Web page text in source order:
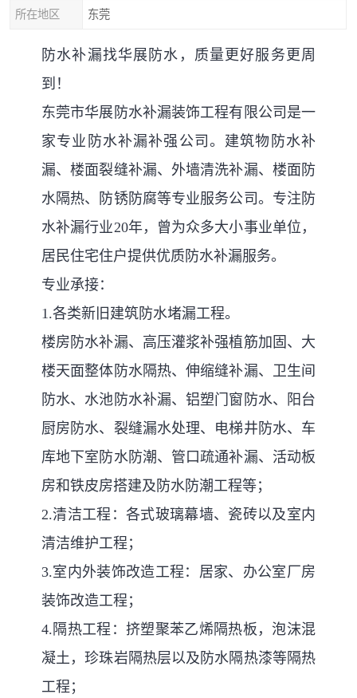
所在地区 东莞
防水补漏找华展防水，质量更好服务更周
到！
东莞市华展防水补漏装饰工程有限公司是一
家专业防水补漏补强公司。建筑物防水补
漏、楼面裂缝补漏、外墙清洗补漏、楼面防
水隔热、防锈防腐等专业服务公司。专注防
水补漏行业20年，曾为众多大小事业单位，
居民住宅住户提供优质防水补漏服务。
专业承接：
1.各类新旧建筑防水堵漏工程。
楼房防水补漏、高压灌浆补强植筋加固、大
楼天面整体防水隔热、伸缩缝补漏、卫生间
防水、水池防水补漏、铝塑门窗防水、阳台
厨房防水、裂缝漏水处理、电梯井防水、车
库地下室防水防潮、管口疏通补漏、活动板
房和铁皮房搭建及防水防潮工程等；
2.清洁工程：各式玻璃幕墙、瓷砖以及室内
清洁维护工程；
3.室内外装饰改造工程：居家、办公室厂房
装饰改造工程；
4.隔热工程：挤塑聚苯乙烯隔热板，泡沫混
凝土，珍珠岩隔热层以及防水隔热漆等隔热
工程；